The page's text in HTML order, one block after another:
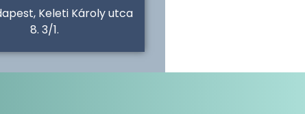
Keleti Károly utca
8. 3/1.